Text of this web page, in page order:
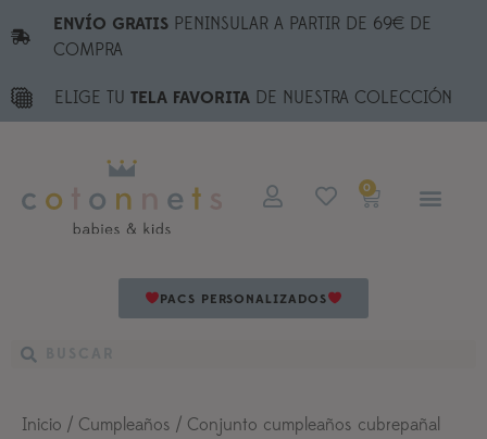
ENVÍO GRATISPENINSULAR A PARTIR DE 69€ DE
COMPRA
ELIGE TU TELA FAVORITA DE NUESTRA COLECCIÓN
0
PACS PERSONALIZADOS
Inicio / Cumpleaños / Conjunto cumpleaños cubrepañal